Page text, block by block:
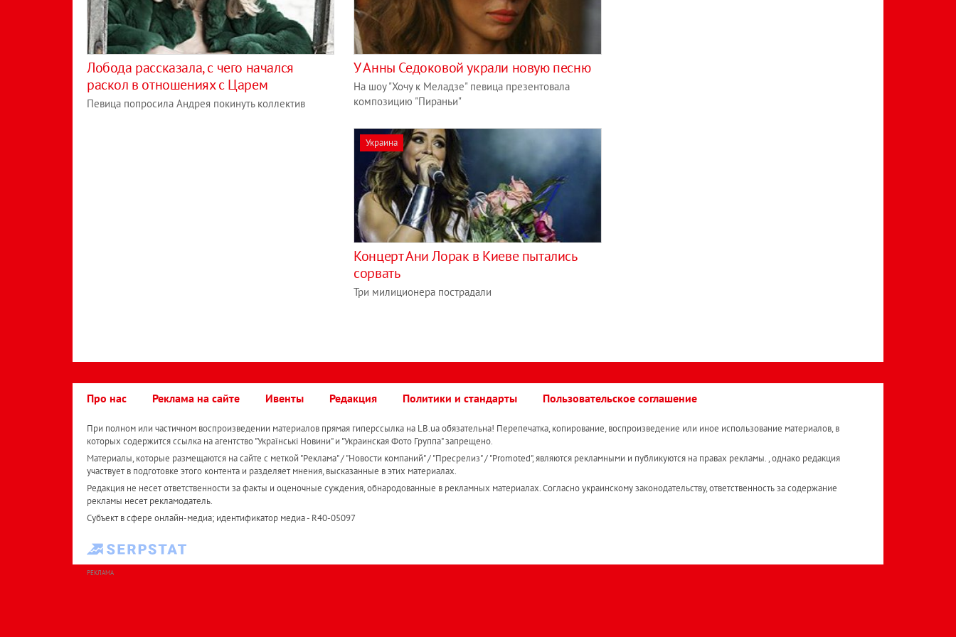
Лобода рассказала, с чего начался
раскол в отношениях с Царем
Певица попросила Андрея покинуть коллектив
У Анны Седоковой украли новую песню
На шоу "Хочу к Меладзе" певица презентовала
композицию "Пираньи"
Украина
Концерт Ани Лорак в Киеве пытались
сорвать
Три милиционера пострадали
Про нас Реклама на сайте Ивенты Редакция Политики и стандарты Пользовательское соглашение
При полном или частичном воспроизведении материалов прямая гиперссылка на LB.ua обязательна! Перепечатка, копирование, воспроизведение или иное использование материалов, в
которых содержится ссылка на агентство "Українськi Новини" и "Украинская Фото Группа" запрещено.
Материалы, которые размещаются на сайте с меткой "Реклама" / "Новости компаний" / "Пресрелиз" / "Promoted", являются рекламными и публикуются на правах рекламы. , однако редакция
участвует в подготовке этого контента и разделяет мнения, высказанные в этих материалах.
Редакция не несет ответственности за факты и оценочные суждения, обнародованные в рекламных материалах. Согласно украинскому законодательству, ответственность за содержание
рекламы несет рекламодатель.
Субъект в сфере онлайн-медиа; идентификатор медиа - R40-05097
РЕКЛАМА